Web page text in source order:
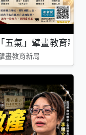
氣」擘畫教育新局
畫教育新局